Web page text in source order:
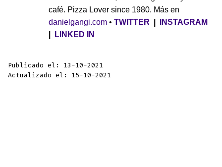
café. Pizza Lover since 1980. Más en
danielgangi.com • TWITTER
INSTAGRAM
LINKED IN
Publicado el: 13-10-2021
Actualizado el: 15-10-2021